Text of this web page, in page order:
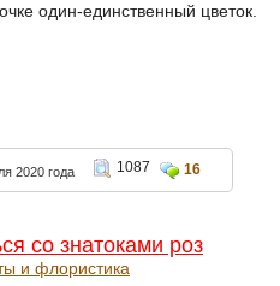
один-единственный цветок.
2020 года 1087 16
со знатоками роз
и флористика